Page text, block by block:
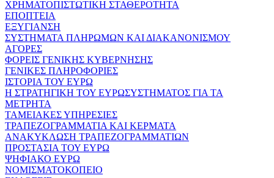
ΧΡΗΜΑΤΟΠΙΣΤΩΤΙΚΗ ΣΤΑΘΕΡΟΤΗΤΑ
ΕΠΟΠΤΕΙΑ
ΕΞΥΓΙΑΝΣΗ
ΣΥΣΤΗΜΑΤΑ ΠΛΗΡΩΜΩΝ ΚΑΙ ΔΙΑΚΑΝΟΝΙΣΜΟΥ
ΑΓΟΡΕΣ
ΦΟΡΕΙΣ ΓΕΝΙΚΗΣ ΚΥΒΕΡΝΗΣΗΣ
ΓΕΝΙΚΕΣ ΠΛΗΡΟΦΟΡΙΕΣ
ΙΣΤΟΡΙΑ ΤΟΥ ΕΥΡΩ
Η ΣΤΡΑΤΗΓΙΚΗ ΤΟΥ ΕΥΡΩΣΥΣΤΗΜΑΤΟΣ ΓΙΑ ΤΑ
ΜΕΤΡΗΤΑ
ΤΑΜΕΙΑΚΕΣ ΥΠΗΡΕΣΙΕΣ
ΤΡΑΠΕΖΟΓΡΑΜΜΑΤΙΑ ΚΑΙ ΚΕΡΜΑΤΑ
ΑΝΑΚΥΚΛΩΣΗ ΤΡΑΠΕΖΟΓΡΑΜΜΑΤΙΩΝ
ΠΡΟΣΤΑΣΙΑ ΤΟΥ ΕΥΡΩ
ΨΗΦΙΑΚΟ ΕΥΡΩ
ΝΟΜΙΣΜΑΤΟΚΟΠΕΙΟ